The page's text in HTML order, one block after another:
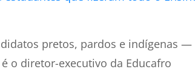
pretos, pardos e indígenas —
o diretor-executivo da Educafro